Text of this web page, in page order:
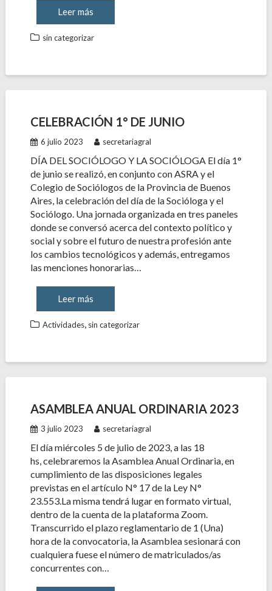
Leer más
sin categorizar
CELEBRACIÓN 1° DE JUNIO
6 julio 2023 secretariagral
DÍA DEL SOCIÓLOGO Y LA SOCIÓLOGA El día 1°
de junio se realizó, en conjunto con ASRA y el
Colegio de Sociólogos de la Provincia de Buenos
Aires, la celebración del día de la Socióloga y el
Sociólogo. Una jornada organizada en tres paneles
donde se conversó acerca del contexto político y
social y sobre el futuro de nuestra profesión ante
los cambios tecnológicos y además, entregamos
las menciones honorarias…
Leer más
Actividades, sin categorizar
ASAMBLEA ANUAL ORDINARIA 2023
3 julio 2023 secretariagral
El día miércoles 5 de julio de 2023, a las 18
hs, celebraremos la Asamblea Anual Ordinaria, en
cumplimiento de las disposiciones legales
previstas en el artículo N° 17 de la Ley N°
23.553.La misma tendrá lugar en formato virtual,
dentro de la cuenta de la plataforma Zoom.
Transcurrido el plazo reglamentario de 1 (Una)
hora de la convocatoria, la Asamblea sesionará con
cualquiera fuese el número de matriculados/as
concurrentes con…